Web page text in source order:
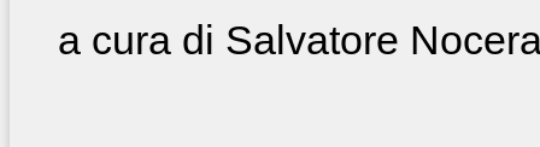
a cura di Salvatore